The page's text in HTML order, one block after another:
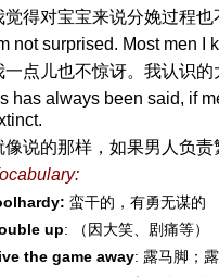
觉得对宝宝来说分娩过程也
not surprised. Most men I
一点儿也不惊讶。我认识的
has always been said, if
像说的那样，如果男人负责
蛮干的，有勇无谋的
up: （因大笑、剧痛等）
the game away: 露马脚；